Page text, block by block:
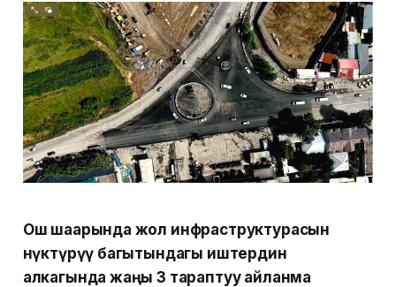
Ош шаарында жол инфраструктурасын
өнүктүрүү багытындагы иштердин
алкагында жаңы 3 тараптуу айланма